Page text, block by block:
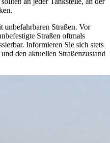
unbefahrbaren Straßen. Vor
Straßen oftmals
Informieren Sie sich stets
den aktuellen Straßenzustand